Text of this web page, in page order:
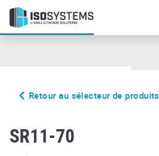
Retour au sélecteur de produits
SR11-70